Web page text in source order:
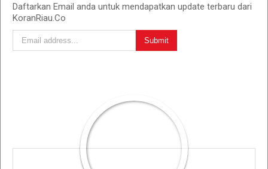
Daftarkan Email anda untuk mendapatkan update terbaru dari
KoranRiau.Co